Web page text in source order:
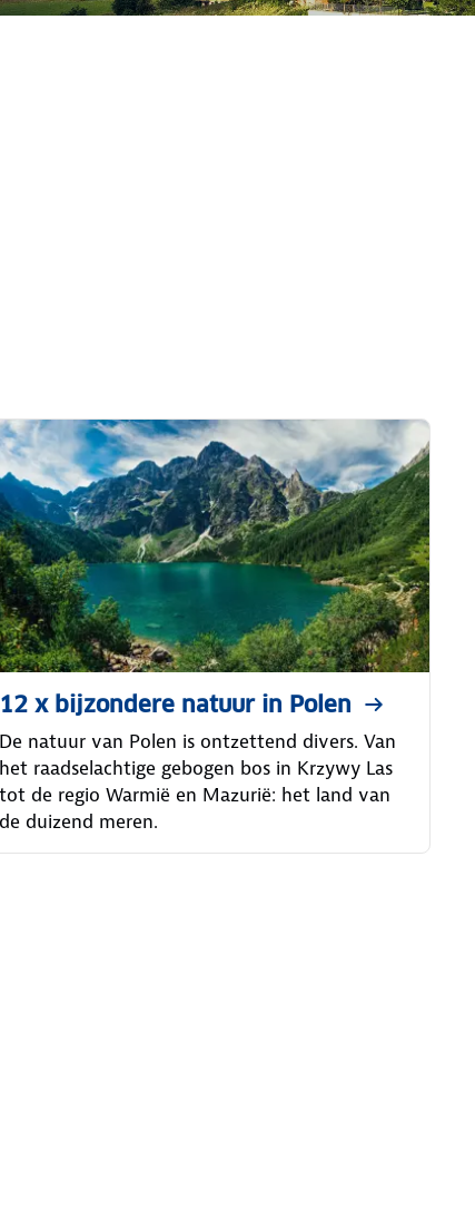
12 x bijzondere natuur in Polen
De natuur van Polen is ontzettend divers. Van
het raadselachtige gebogen bos in Krzywy Las
tot de regio Warmië en Mazurië: het land van
de duizend meren.